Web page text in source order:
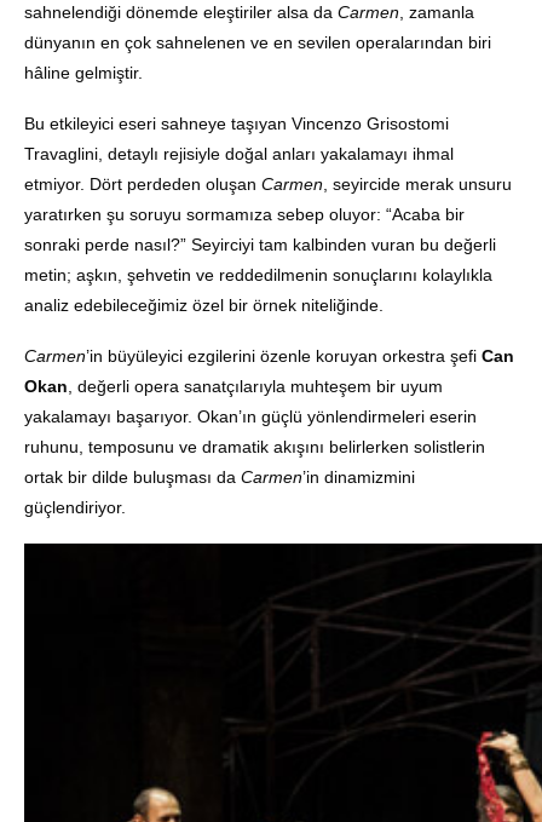
sahnelendiği dönemde eleştiriler alsa da Carmen , zamanla
dünyanın en çok sahnelenen ve en sevilen operalarından biri
hâline gelmiştir.
Bu etkileyici eseri sahneye taşıyan Vincenzo Grisostomi
Travaglini, detaylı rejisiyle doğal anları yakalamayı ihmal
etmiyor. Dört perdeden oluşan Carmen , seyircide merak unsuru
yaratırken şu soruyu sormamıza sebep oluyor: “Acaba bir
sonraki perde nasıl?” Seyirciyi tam kalbinden vuran bu değerli
metin; aşkın, şehvetin ve reddedilmenin sonuçlarını kolaylıkla
analiz edebileceğimiz özel bir örnek niteliğinde.
Carmen’in büyüleyici ezgilerini özenle koruyan orkestra şefi Can
Okan , değerli opera sanatçılarıyla muhteşem bir uyum
yakalamayı başarıyor. Okan’ın güçlü yönlendirmeleri eserin
ruhunu, temposunu ve dramatik akışını belirlerken solistlerin
ortak bir dilde buluşması da Carmen’in dinamizmini
güçlendiriyor.